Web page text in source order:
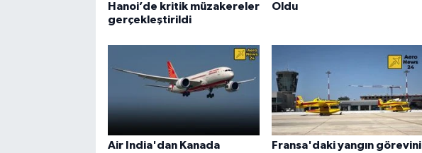
Hanoi’de kritik müzakereler
gerçekleştirildi
Oldu
Air India'dan Kanada
Fransa'daki yangın görevini